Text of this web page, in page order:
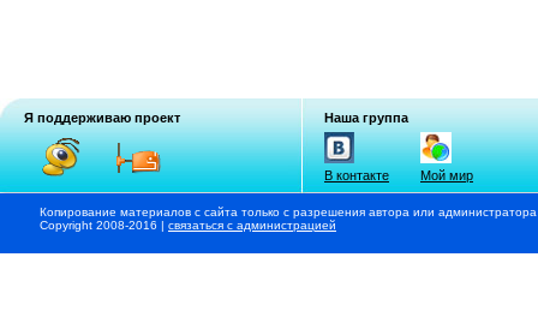
Я поддерживаю проект Наша группа
В контакте Мой мир
Копирование материалов с сайта только с разрешения автора или
Copyright 2008-2016 | связаться с администрацией